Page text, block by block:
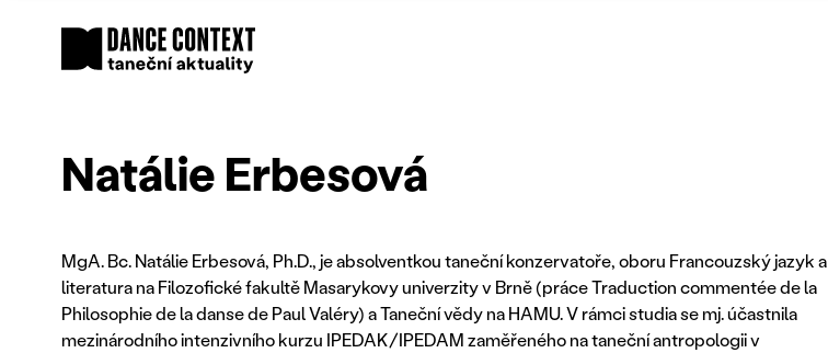
Natálie Erbesová
MgA. Bc. Natálie Erbesová, Ph.D., je absolventkou taneční konzervatoře, oboru Francouzský jazyk a
literatura na Filozofické fakultě Masarykovy univerzity v Brně (práce Traduction commentée de la
Philosophie de la danse de Paul Valéry) a Taneční vědy na HAMU. V rámci studia se mj. účastnila
mezinárodního intenzivního kurzu IPEDAK/IPEDAM zaměřeného na taneční antropologii v